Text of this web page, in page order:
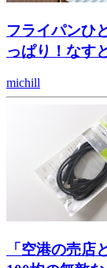
フライパンひ
っぱり！なす
michill
「空港の売店